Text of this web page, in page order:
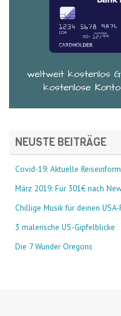
NEUSTE BEITRÄGE
Covid-19: Aktuelle
März 2019: Für 301€ nach
Chillige Musik für deinen USA-
3 malerische US-Gipfelblicke
Die 7 Wunder Oregons